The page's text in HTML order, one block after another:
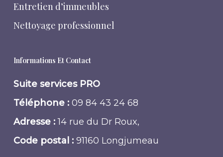
Entretien d’immeubles
Nettoyage professionnel
Informations Et Contact
Suite services PRO
Téléphone :09 84 43 24 68
Adresse :14 rue du Dr Roux,
Code postal : 91160 Longjumeau